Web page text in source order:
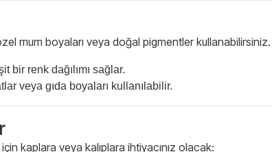
mum boyaları veya doğal pigmentler kullanabilirsiniz.
bir renk dağılımı sağlar.
veya gıda boyaları kullanılabilir.
kaplara veya kalıplara ihtiyacınız olacak: